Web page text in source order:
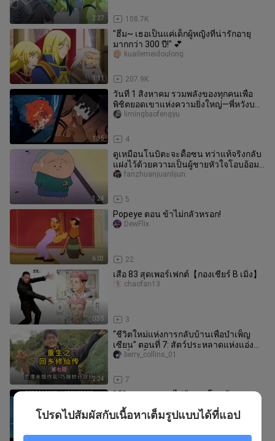
2:27 108.7K
1:11
"ฮึ่ม~ เธอเป็นแค่เด็กผู้หญิงที่น่ารักอายุ
มากกว่า 300 ปี!" 💕
207.9K
kuailemeidoulong
1:35
วันที่ 1 สิงหาคม รวมพลังของทุกคนเพื่อ
พิชิตยอดเขาแห่งความยิ่งใหญ่—พี่หวังบน
จักรยาน:
4
limingbaofengyu
3:24
ดูเหมือนโนบิตะจะดื้อซน ทว่าแท้จริงกลับ
แฝงไว้ด้วยความเป็นผู้ชายหัวใจโอบอ้อม
อารีที่ผู้ใหญ่ขาดหายไป
5
fanzhuanjuanlijun
6:03
Popeye ตอน ข้าไม่กลัวหรอก!
22
DewFlix
0:35
เสือ 83 สุดเพอร์เฟกต์【กองเชียร์ B เมิ่ง】
3
chaofan13
2:24
“ชีวิตใหม่แห่งการกลับบ้านเพื่อบำเพ็ญ
เซียน” ตอนที่ 7: สัตว์ประหลาดแห่งแอ่งน้ำ
ศักดิ์สิทธิ์ก่อความวุ่นว
7
berry_collins_01
“ชีวิตของพวกแกไม่ร้องตะโกนบ้างเลย
หรือ!” ฉากเด็ดขึ้นหิ้งของโจ๊กเกอร์บัคกี้
xuanzhicc
โปรดไปสัมผัสกับเนื้อหาเต็มรูปแบบได้ที่แอป